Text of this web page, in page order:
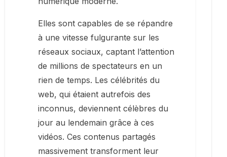
Elles sont capables de se répandre
à une vitesse fulgurante sur les
réseaux sociaux, captant l’attention
de millions de spectateurs en un
rien de temps. Les célébrités du
web, qui étaient autrefois des
inconnus, deviennent célèbres du
jour au lendemain grâce à ces
vidéos. Ces contenus partagés
massivement transforment leur